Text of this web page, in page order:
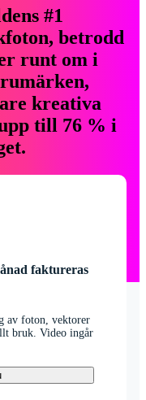
#1
betrodd
runt om i
kreativa
till 76 % i
faktureras
av foton, vektorer
bruk. Video ingår